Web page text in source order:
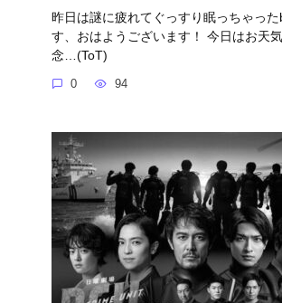
昨日は謎に疲れてぐっすり眠っちゃっ
す、おはようございます！ 今日はお天
念…(ToT)
0 94